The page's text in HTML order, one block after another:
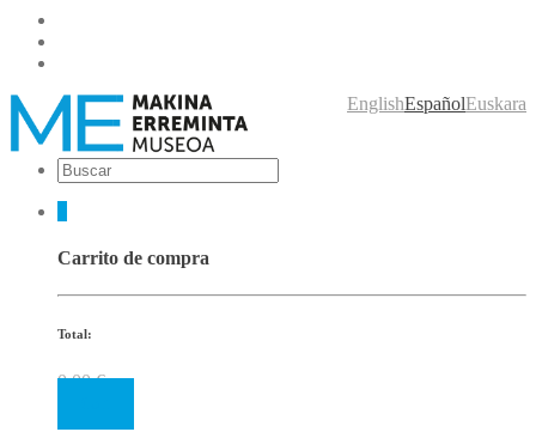
Euskara
Español
English
Carrito de compra
Total:
0.00€